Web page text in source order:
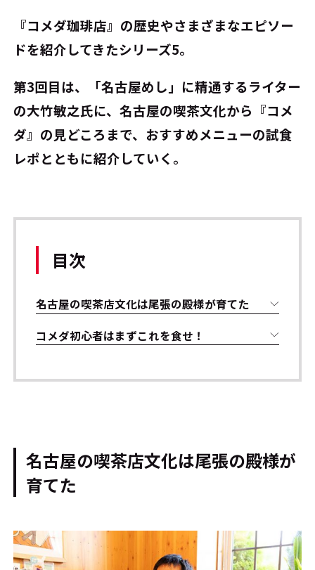
『コメダ珈琲店』の歴史やさまざまなエピソー
ドを紹介してきたシリーズ5。
第3回目は、「名古屋めし」に精通するライター
の大竹敏之氏に、名古屋の喫茶文化から『コメ
ダ』の見どころまで、おすすめメニューの試食
レポとともに紹介していく。
目次
名古屋の喫茶店文化は尾張の殿様が育てた
コメダ初心者はまずこれを食せ！
名古屋の喫茶店文化は尾張の殿様が
育てた